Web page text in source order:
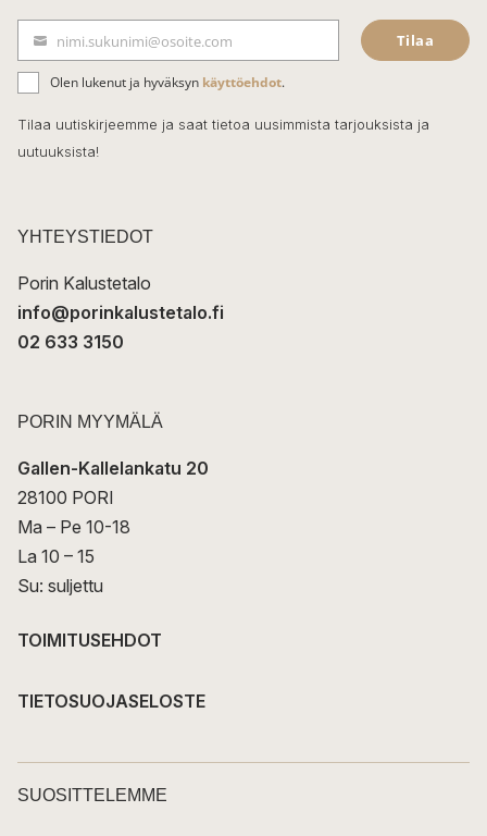
e
b
o
o
k
ä
h
k
t
nimi.sukunimi@osoite.com Tilaa
Olen lukenut ja hyväksyn käyttöehdot.
Tilaa uutiskirjeemme ja saat tietoa uusimmista tarjouksista ja
uutuuksista!
YHTEYSTIEDOT
Porin Kalustetalo
info@porinkalustetalo.fi
02 633 3150
PORIN MYYMÄLÄ
Gallen-Kallelankatu 20
28100 PORI
Ma – Pe 10-18
La 10 – 15
Su: suljettu
TOIMITUSEHDOT
TIETOSUOJASELOSTE
SUOSITTELEMME